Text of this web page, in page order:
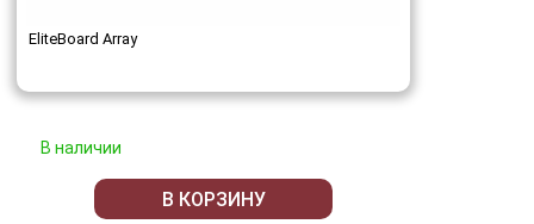
EliteBoard Array
В наличии
В КОРЗИНУ